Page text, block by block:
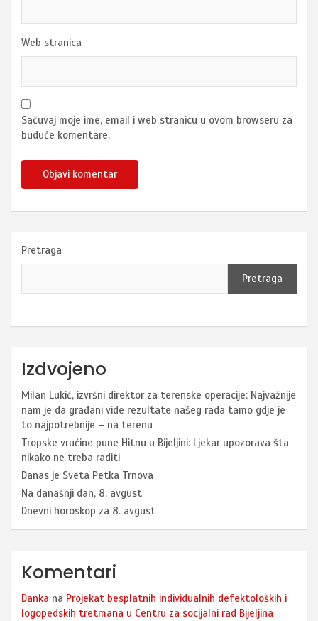
Web stranica
Sačuvaj moje ime, email i web stranicu u ovom browseru za
buduće komentare.
Pretraga
Pretraga
Izdvojeno
Milan Lukić, izvršni direktor za terenske operacije: Najvažnije
nam je da građani vide rezultate našeg rada tamo gdje je
to najpotrebnije – na terenu
Tropske vrućine pune Hitnu u Bijeljini: Ljekar upozorava šta
nikako ne treba raditi
Danas je Sveta Petka Trnova
Na današnji dan, 8. avgust
Dnevni horoskop za 8. avgust
Komentari
Danka na Projekat besplatnih individualnih defektoloških i
logopedskih tretmana u Centru za socijalni rad Bijeljina